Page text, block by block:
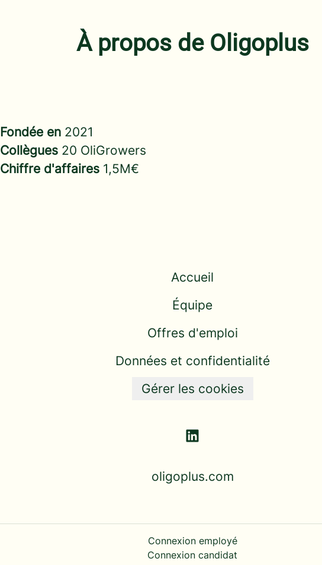
À propos de Oligoplus
Fondée en 2021
Collègues 20 OliGrowers
Chiffre d'affaires 1,5M€
Accueil
Équipe
Offres d'emploi
Données et confidentialité
Gérer les cookies
oligoplus.com
Connexion employé
Connexion candidat